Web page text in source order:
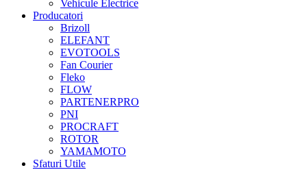
Vehicule Electrice
Producatori
Brizoll
ELEFANT
EVOTOOLS
Fan Courier
Fleko
FLOW
PARTENERPRO
PNI
PROCRAFT
ROTOR
YAMAMOTO
Sfaturi Utile